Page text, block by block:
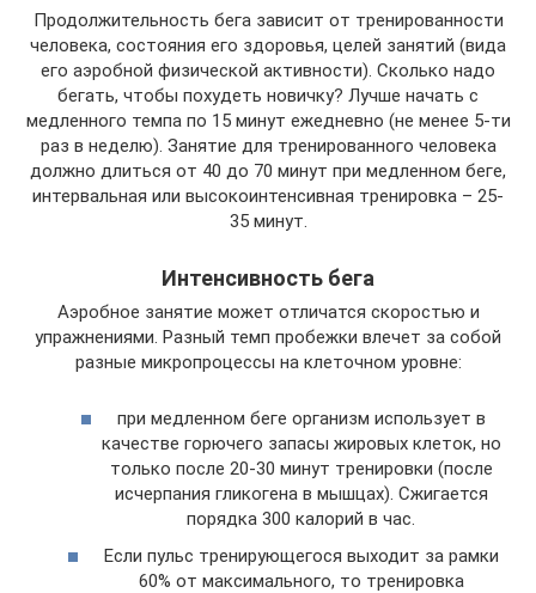
Продолжительность бега зависит от тренированности
человека, состояния его здоровья, целей занятий (вида
его аэробной физической активности). Сколько надо
бегать, чтобы похудеть новичку? Лучше начать с
медленного темпа по 15 минут ежедневно (не менее 5-ти
раз в неделю). Занятие для тренированного человека
должно длиться от 40 до 70 минут при медленном беге,
интервальная или высокоинтенсивная тренировка – 25-
35 минут.
Интенсивность бега
Аэробное занятие может отличатся скоростью и
упражнениями. Разный темп пробежки влечет за собой
разные микропроцессы на клеточном уровне:
при медленном беге организм использует в
качестве горючего запасы жировых клеток, но
только после 20-30 минут тренировки (после
исчерпания гликогена в мышцах). Сжигается
порядка 300 калорий в час.
Если пульс тренирующегося выходит за рамки
60% от максимального, то тренировка